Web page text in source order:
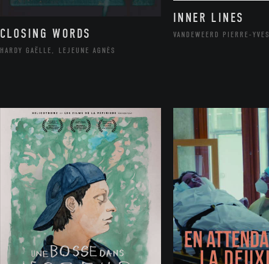
CLOSING WORDS
HARDY GAËLLE, LEJEUNE AGNÈS
INNER LINES
VANDEWEERD PIERRE-YVES